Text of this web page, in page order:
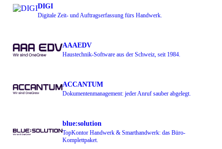
DIGI
Digitale Zeit- und Auftragserfassung fürs Handwerk.
AAAEDV
Haustechnik-Software aus der Schweiz, seit 1984.
ACCANTUM
Dokumentenmanagement: jeder Anruf sauber abgelegt.
blue:solution
TopKontor Handwerk & Smarthandwerk: das Büro-
Komplettpaket.